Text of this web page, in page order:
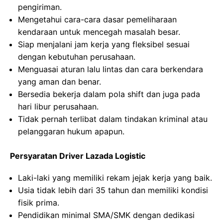
pengiriman.
Mengetahui cara-cara dasar pemeliharaan
kendaraan untuk mencegah masalah besar.
Siap menjalani jam kerja yang fleksibel sesuai
dengan kebutuhan perusahaan.
Menguasai aturan lalu lintas dan cara berkendara
yang aman dan benar.
Bersedia bekerja dalam pola shift dan juga pada
hari libur perusahaan.
Tidak pernah terlibat dalam tindakan kriminal atau
pelanggaran hukum apapun.
Persyaratan Driver Lazada Logistic
Laki-laki yang memiliki rekam jejak kerja yang baik.
Usia tidak lebih dari 35 tahun dan memiliki kondisi
fisik prima.
Pendidikan minimal SMA/SMK dengan dedikasi